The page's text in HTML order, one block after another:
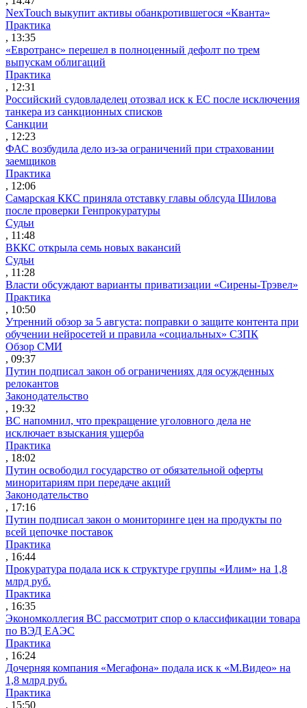
NexTouch выкупит активы обанкротившегося «Кванта»
Практика
, 13:35
«Евротранс» перешел в полноценный дефолт по трем
выпускам облигаций
Практика
, 12:31
Российский судовладелец отозвал иск к ЕС после исключения
танкера из санкционных списков
Санкции
, 12:23
ФАС возбудила дело из-за ограничений при страховании
заемщиков
Практика
, 12:06
Самарская ККС приняла отставку главы облсуда Шилова
после проверки Генпрокуратуры
Судьи
, 11:48
ВККС открыла семь новых вакансий
Судьи
, 11:28
Власти обсуждают варианты приватизации «Сирены-Трэвел»
Практика
, 10:50
Утренний обзор за 5 августа: поправки о защите контента при
обучении нейросетей и правила «социальных» СЗПК
Обзор СМИ
, 09:37
Путин подписал закон об ограничениях для осужденных
релокантов
Законодательство
, 19:32
ВС напомнил, что прекращение уголовного дела не
исключает взыскания ущерба
Практика
, 18:02
Путин освободил государство от обязательной оферты
миноритариям при передаче акций
Законодательство
, 17:16
Путин подписал закон о мониторинге цен на продукты по
всей цепочке поставок
Практика
, 16:44
Прокуратура подала иск к структуре группы «Илим» на 1,8
млрд руб.
Практика
, 16:35
Экономколлегия ВС рассмотрит спор о классификации товара
по ВЭД ЕАЭС
Практика
, 16:24
Дочерняя компания «Мегафона» подала иск к «М.Видео» на
1,8 млрд руб.
Практика
, 15:50